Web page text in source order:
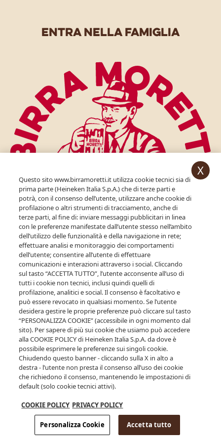
entra nella famiglia
per accedere devi essere maggiorenne.
inserisci la tua data di nascita.
ENTRA
Clicca qui per saperne di più su alcol e salute
Questo sito www.birramoretti.it utilizza cookie tecnici sia di
prima parte (Heineken Italia S.p.A.) che di terze parti e
potrà, con il consenso dell’utente, utilizzare anche cookie di
profilazione o altri strumenti di tracciamento, anche di
terze parti, al fine di: inviare messaggi pubblicitari in linea
con le preferenze manifestate dall’utente stesso nell’ambito
dell’utilizzo delle funzionalità e della navigazione in rete;
effettuare analisi e monitoraggio dei comportamenti
dell’utente; consentire all’utente di effettuare
comunicazioni e interazioni attraverso i social. Cliccando
sul tasto “ACCETTA TUTTO”, l’utente acconsente all’uso di
tutti i cookie non tecnici, inclusi quindi quelli di
profilazione, analitici e social. Il consenso è facoltativo e
può essere revocato in qualsiasi momento. Se l’utente
desidera gestire le proprie preferenze può cliccare sul tasto
“PERSONALIZZA COOKIE” (accessibile in ogni momento dal
sito). Per sapere di più sui cookie che usiamo può accedere
alla COOKIE POLICY di Heineken Italia S.p.A. da dove è
possibile esprimere le preferenze sui singoli cookie.
Chiudendo questo banner - cliccando sulla X in alto a
destra - l’utente non presta il consenso all’uso dei cookie
che richiedono il consenso, mantenendo le impostazioni di
default (solo cookie tecnici attivi).
COOKIE POLICY PRIVACY POLICY
Personalizza Cookie Accetta tutto
X